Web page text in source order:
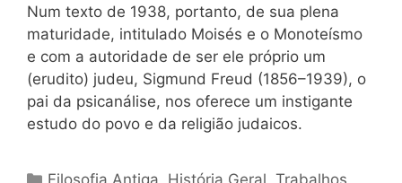
Num texto de 1938, portanto, de sua plena
maturidade, intitulado Moisés e o Monoteísmo
e com a autoridade de ser ele próprio um
(erudito) judeu, Sigmund Freud (1856–1939), o
pai da psicanálise, nos oferece um instigante
estudo do povo e da religião judaicos.
Categorias
Filosofia Antiga, História Geral,Trabalhos